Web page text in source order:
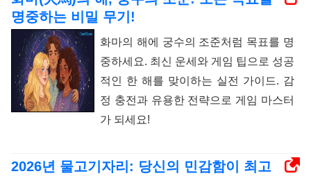
명중하는 비밀 무기!
화마의 해에 궁수의 조준처럼 목표를 명
중하세요. 최신 운세와 게임 팁으로 성공
적인 한 해를 맞이하는 실전 가이드. 감
정 충전과 유용한 전략으로 게임 마스터
가 되세요!
2026년 물고기자리: 당신의 민감함이 최고